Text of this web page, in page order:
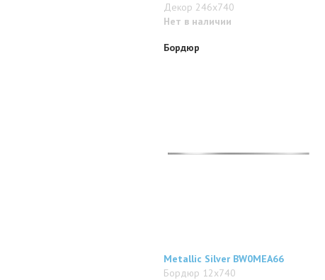
Декор 246x740
Нет в наличии
Бордюр
Metallic Silver BW0MEA66
Бордюр 12x740